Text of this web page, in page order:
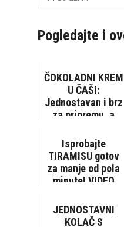
Pogledajte i
ČOKOLADNI KREM
U ČAŠI:
Jednostavan i brz
za pripremu, a
Isprobajte
TIRAMISU gotov
za manje od pola
minute! VIDEO
JEDNOSTAVNI
KOLAČ S